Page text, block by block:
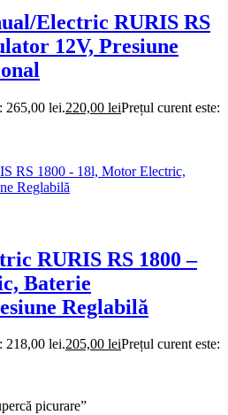
Electric RURIS RS
12V, Presiune
265,00 lei.220,00 leiPrețul curent este:
RURIS RS 1800 –
Baterie
Reglabilă
218,00 lei.205,00 leiPrețul curent este:
picurare”